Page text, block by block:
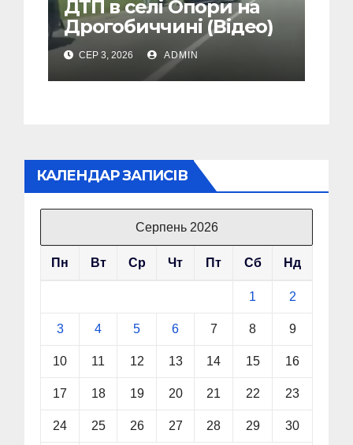
ДТП в селі Опори на
Дрогобиччині (Відео)
СЕР 3, 2026 ADMIN
КАЛЕНДАР ЗАПИСІВ
Серпень 2026
Пн Вт Ср Чт Пт Сб Нд
1 2
3 4 5 6 7 8 9
10 11 12 13 14 15 16
17 18 19 20 21 22 23
24 25 26 27 28 29 30